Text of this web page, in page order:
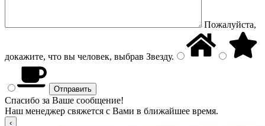
Пожалуйста,
докажите, что вы человек, выбрав Звезду.
Спасибо за Ваше сообщение!
Наш менеджер свяжется с Вами в ближайшее время.